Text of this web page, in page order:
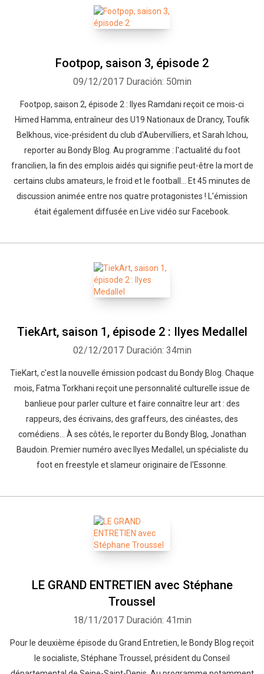
Footpop, saison 3, épisode 2
09/12/2017 Duración: 50min
Footpop, saison 2, épisode 2 : Ilyes Ramdani reçoit ce mois-ci
Himed Hamma, entraîneur des U19 Nationaux de Drancy, Toufik
Belkhous, vice-président du club d'Aubervilliers, et Sarah Ichou,
reporter au Bondy Blog. Au programme : l'actualité du foot
francilien, la fin des emplois aidés qui signifie peut-être la mort de
certains clubs amateurs, le froid et le football... Et 45 minutes de
discussion animée entre nos quatre protagonistes ! L'émission
était également diffusée en Live vidéo sur Facebook.
TiekArt, saison 1, épisode 2 : Ilyes Medallel
02/12/2017 Duración: 34min
TieKart, c'est la nouvelle émission podcast du Bondy Blog. Chaque
mois, Fatma Torkhani reçoit une personnalité culturelle issue de
banlieue pour parler culture et faire connaître leur art : des
rappeurs, des écrivains, des graffeurs, des cinéastes, des
comédiens... À ses côtés, le reporter du Bondy Blog, Jonathan
Baudoin. Premier numéro avec Ilyes Medallel, un spécialiste du
foot en freestyle et slameur originaire de l'Essonne.
LE GRAND ENTRETIEN avec Stéphane
Troussel
18/11/2017 Duración: 41min
Pour le deuxième épisode du Grand Entretien, le Bondy Blog reçoit
le socialiste, Stéphane Troussel, président du Conseil
Facebook